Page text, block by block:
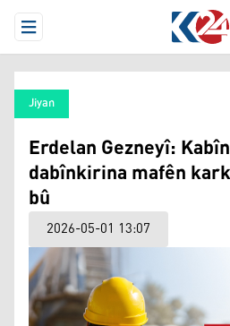
Open Menu
Jiyan
Erdelan Gezneyî:
dabînkirina mafên
bû
2026-05-01 13:07